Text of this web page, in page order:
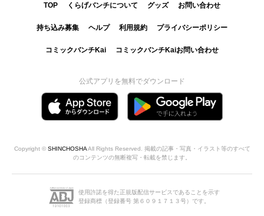
TOP くらげバンチについて グッズ お問い合わせ
持ち込み募集 ヘルプ 利用規約 プライバシーポリシー
コミックバンチKai コミックバンチKaiお問い合わせ
公式アプリを無料でダウンロード
Copyright © SHINCHOSHAAll Rights Reserved. 掲載の記事・写真・イラスト等のすべて
のコンテンツの無断複写・転載を禁じます。
使用許諾を得た正規版配信サービスであることを示す
登録商標（登録番号 第６０９１７１３号）です。